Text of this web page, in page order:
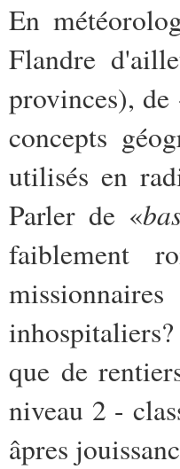
En
Flandre
provinces), de
concepts
utilisés en
Parler de «
faiblement
que de
niveau 2 -
âpres